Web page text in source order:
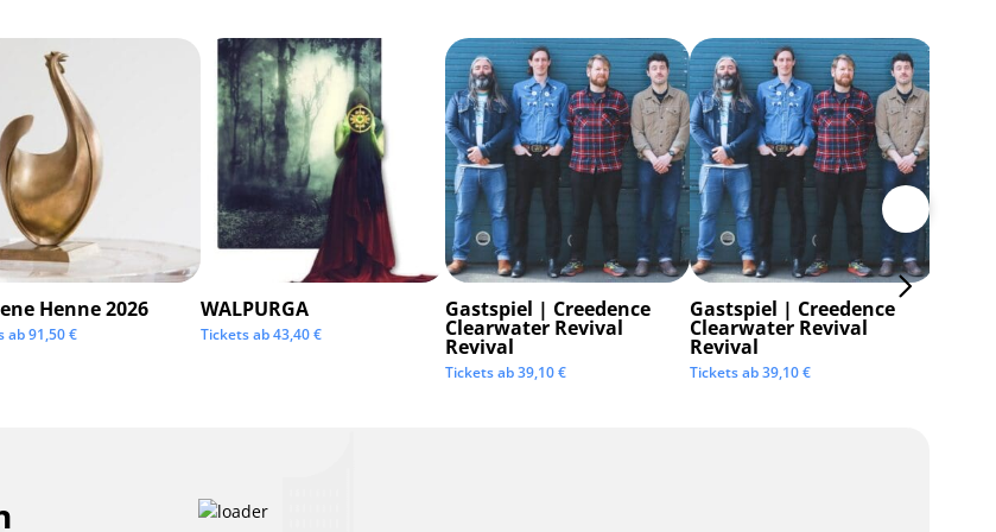
Henne 2026
ab91,50€
WALPURGA
Tickets ab43,40€
Gastspiel | Creedence
Clearwater Revival
Revival
Tickets ab39,10€
Gastspiel | Creedence
Clearwater Revival
Revival
Tickets ab39,10€